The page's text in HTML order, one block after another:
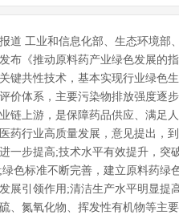
道 工业和信息化部、生态环境部
布《推动原料药产业绿色发展的
键共性技术，基本实现行业绿色
价体系，主要污染物排放强度逐
链上游，是保障药品供应、满足
药行业高质量发展，意见提出，
一步提高;技术水平有效提升，突
色标准不断完善，建立原料药绿
展引领作用;清洁生产水平明显提
、氮氧化物、挥发性有机物等主